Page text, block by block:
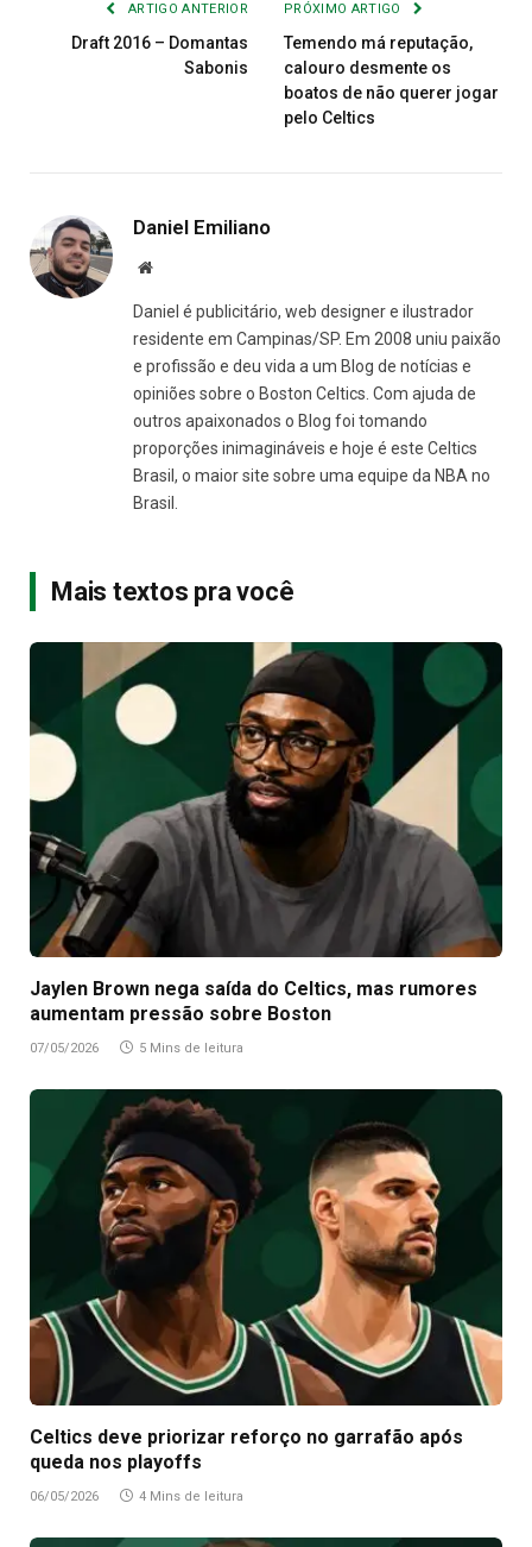
ARTIGO ANTERIOR
Draft 2016 – Domantas
Sabonis
PRÓXIMO ARTIGO
Temendo má reputação,
calouro desmente os
boatos de não querer jogar
pelo Celtics
Daniel Emiliano
Site
Daniel é publicitário, web designer e ilustrador
residente em Campinas/SP. Em 2008 uniu paixão
e profissão e deu vida a um Blog de notícias e
opiniões sobre o Boston Celtics. Com ajuda de
outros apaixonados o Blog foi tomando
proporções inimagináveis e hoje é este Celtics
Brasil, o maior site sobre uma equipe da NBA no
Brasil.
Mais textos pra você
Jaylen Brown nega saída do Celtics, mas rumores
aumentam pressão sobre Boston
07/05/2026 5 Mins de leitura
Celtics deve priorizar reforço no garrafão após
queda nos playoffs
06/05/2026 4 Mins de leitura